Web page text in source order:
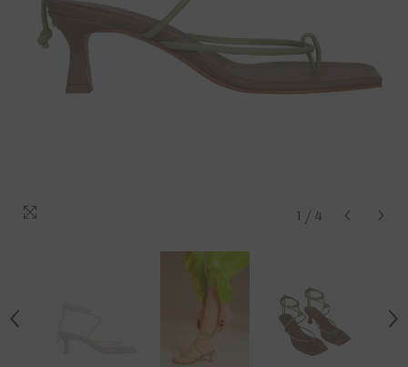
1 / 4